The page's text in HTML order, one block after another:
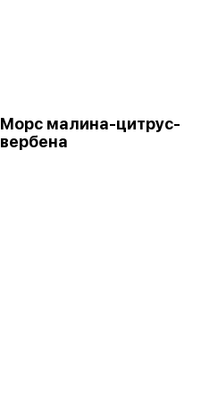
Морс малина-цитрус-
вербена